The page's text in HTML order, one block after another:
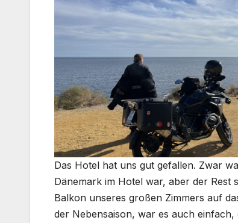
Das Hotel hat uns gut gefallen. Zwar
Dänemark im Hotel war, aber der Rest
Balkon unseres großen Zimmers auf
der Nebensaison, war es auch